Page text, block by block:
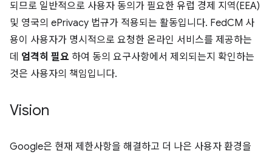
되므로 일반적으로 사용자 동의가 필요한 유럽 경제 지역(EEA)
및 영국의 ePrivacy 법규가 적용되는 활동입니다. FedCM 사
용이 사용자가 명시적으로 요청한 온라인 서비스를 제공하는
데 엄격히 필요 하여 동의 요구사항에서 제외되는지 확인하는
것은 사용자의 책임입니다.
Vision
Google은 현재 제한사항을 해결하고 더 나은 사용자 환경을